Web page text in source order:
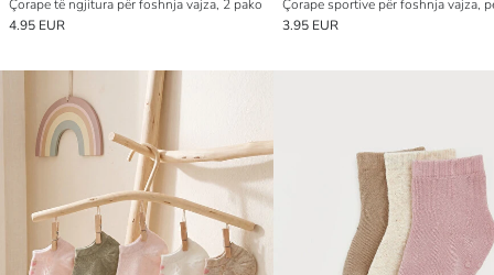
Çorape të ngjitura për foshnja vajza, 2 pako
4.95 EUR
3.95 EUR